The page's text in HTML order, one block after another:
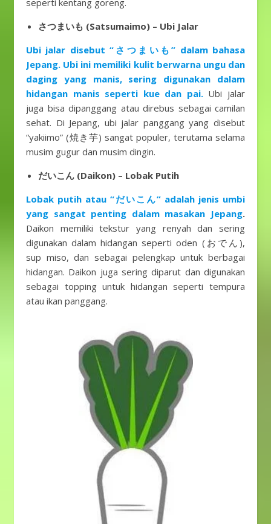
seperti kentang goreng.
さつまいも (Satsumaimo) – Ubi Jalar
Ubi jalar disebut “さつまいも” dalam bahasa
Jepang. Ubi ini memiliki kulit berwarna ungu dan
daging yang manis, sering digunakan dalam
hidangan manis seperti kue dan pai. Ubi jalar
juga bisa dipanggang atau direbus sebagai camilan
sehat. Di Jepang, ubi jalar panggang yang disebut
“yakiimo” (焼き芋) sangat populer, terutama selama
musim gugur dan musim dingin.
だいこん (Daikon) – Lobak Putih
Lobak putih atau “だいこん” adalah jenis umbi
yang sangat penting dalam masakan Jepang.
Daikon memiliki tekstur yang renyah dan sering
digunakan dalam hidangan seperti oden (おでん),
sup miso, dan sebagai pelengkap untuk berbagai
hidangan. Daikon juga sering diparut dan digunakan
sebagai topping untuk hidangan seperti tempura
atau ikan panggang.